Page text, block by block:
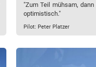
"Zum Teil mühsam,
optimistisch."
Pilot: Peter Platzer